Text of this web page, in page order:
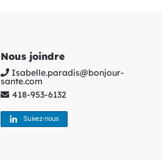
Nous joindre
 Isabelle.paradis@bonjour-
sante.com
418-953-6132